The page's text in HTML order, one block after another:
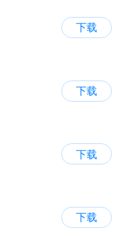
下载
下载
下载
下载